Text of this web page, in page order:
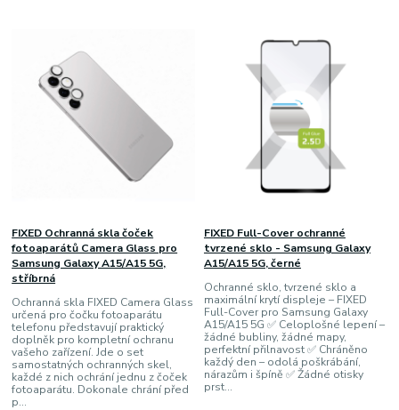
FIXED Ochranná skla čoček
fotoaparátů Camera Glass pro
Samsung Galaxy A15/A15 5G,
stříbrná
Ochranná skla FIXED Camera Glass
určená pro čočku fotoaparátu
telefonu představují praktický
doplněk pro kompletní ochranu
vašeho zařízení. Jde o set
samostatných ochranných skel,
každé z nich ochrání jednu z čoček
fotoaparátu. Dokonale chrání před
p...
FIXED Full-Cover ochranné
tvrzené sklo - Samsung Galaxy
A15/A15 5G, černé
Ochranné sklo, tvrzené sklo a
maximální krytí displeje – FIXED
Full-Cover pro Samsung Galaxy
A15/A15 5G ✅ Celoplošné lepení –
žádné bubliny, žádné mapy,
perfektní přilnavost ✅ Chráněno
každý den – odolá poškrábání,
nárazům i špíně ✅ Žádné otisky
prst...